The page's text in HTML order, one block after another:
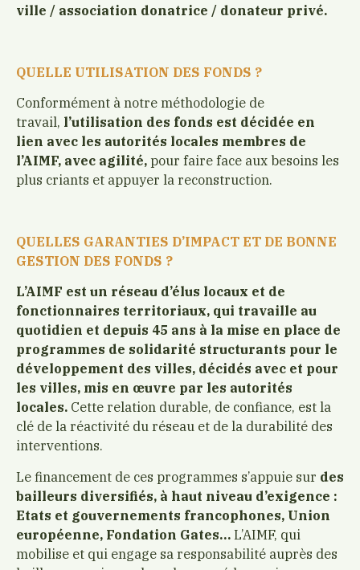
ville / association donatrice / donateur privé.
QUELLE UTILISATION DES FONDS ?
Conformément à notre méthodologie de
travail, l’utilisation des fonds est décidée en
lien avec les autorités locales membres de
l’AIMF, avec agilité, pour faire face aux besoins les
plus criants et appuyer la reconstruction.
QUELLES GARANTIES D’IMPACT ET DE BONNE
GESTION DES FONDS ?
L’AIMF est un réseau d’élus locaux et de
fonctionnaires territoriaux, qui travaille au
quotidien et depuis 45 ans à la mise en place de
programmes de solidarité structurants pour le
développement des villes, décidés avec et pour
les villes, mis en œuvre par les autorités
locales. Cette relation durable, de confiance, est la
clé de la réactivité du réseau et de la durabilité des
interventions.
Le financement de ces programmes s’appuie sur des
bailleurs diversifiés, à haut niveau d’exigence :
Etats et gouvernements francophones, Union
européenne, Fondation Gates…L’AIMF, qui
mobilise et qui engage sa responsabilité auprès des